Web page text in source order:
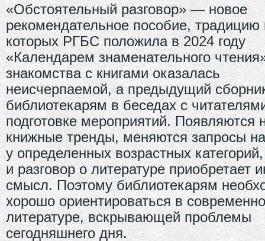
«Обстоятельный разговор» — новое
рекомендательное пособие, традицию
которых РГБС положила в 2024 году
«Календарем знаменательного
знакомства с книгами оказалась
неисчерпаемой, а предыдущий
библиотекарям в беседах с
подготовке мероприятий. Появляются
книжные тренды, меняются запросы
у определенных возрастных категорий,
и разговор о литературе приобретает
смысл. Поэтому библиотекарям
хорошо ориентироваться в
литературе, вскрывающей проблемы
сегодняшнего дня.